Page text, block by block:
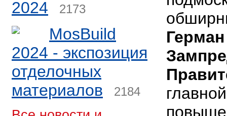
2024
2173
MosBuild
2024 - экспозиция
отделочных
материалов
2184